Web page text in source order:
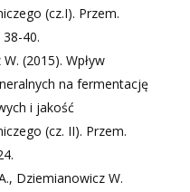
(cz.I). Przem.
40.
(2015). Wpływ
na fermentację
i jakość
(cz. II). Przem.
Dziemianowicz W.